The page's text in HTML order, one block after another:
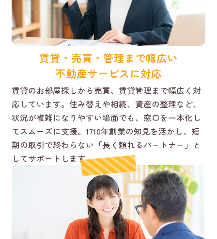
賃貸・売買・管理まで幅広い
不動産サービスに対応
賃貸のお部屋探しから売買、賃貸管理まで幅広く対
応しています。住み替えや相続、資産の整理など、
状況が複雑になりやすい場面でも、窓口を一本化し
てスムーズに支援。1710年創業の知見を活かし、短
期の取引で終わらない「長く頼れるパートナー」と
してサポートします。